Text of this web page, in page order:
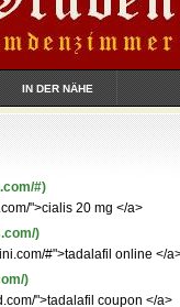
IN DER NÄHE
#)
">cialis 20 mg </a>
)
#">tadalafil online </
)
">tadalafil coupon </a>